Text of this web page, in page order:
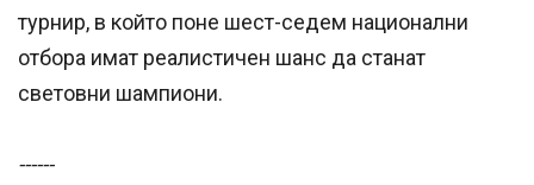
турнир, в който поне шест-седем национални
отбора имат реалистичен шанс да станат
световни шампиони.
------